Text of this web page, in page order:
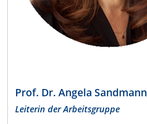
Prof. Dr. Angela Sandmann
Leiterin der Arbeitsgruppe